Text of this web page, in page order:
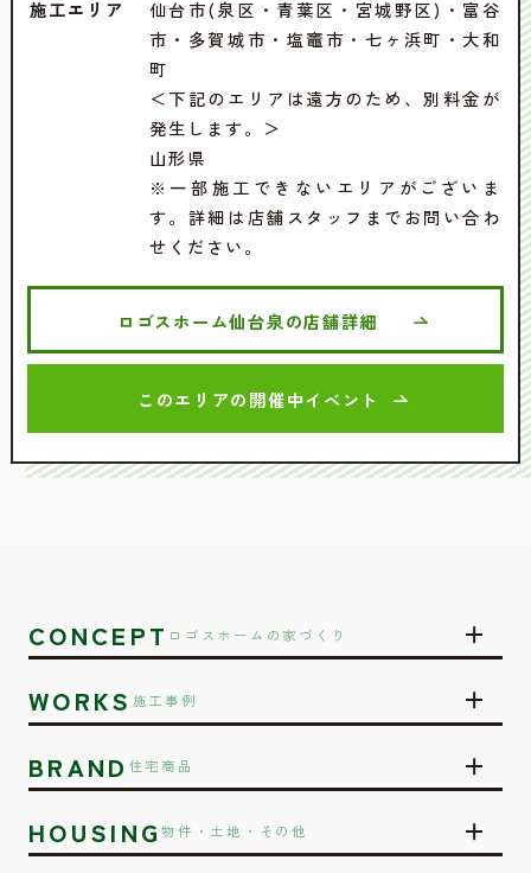
施工エリア
仙台市(泉区・青葉区・宮城野区)・富谷
市・多賀城市・塩竈市・七ヶ浜町・大和
町
＜下記のエリアは遠方のため、別料金が
発生します。＞
山形県
※一部施工できないエリアがございま
す。詳細は店舗スタッフまでお問い合わ
せください。
ロゴスホーム仙台泉の店舗詳細
このエリアの開催中イベント
CONCEPT ロゴスホームの家づくり
WORKS 施工事例
BRAND 住宅商品
HOUSING物件・土地・その他